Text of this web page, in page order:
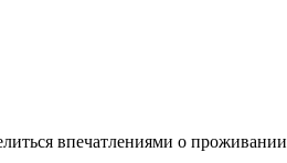
впечатлениями о проживании